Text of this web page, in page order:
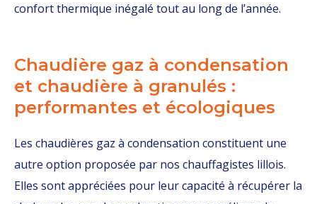
confort thermique inégalé tout au long de l’année.
Chaudière gaz à condensation
et chaudière à granulés :
performantes et écologiques
Les chaudières gaz à condensation constituent une
autre option proposée par nos chauffagistes lillois.
Elles sont appréciées pour leur capacité à récupérer la